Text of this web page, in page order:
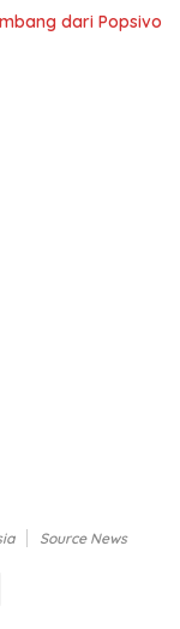
dari Popsivo
Source News